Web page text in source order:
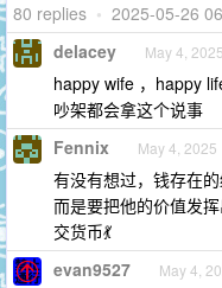
80 replies • 2025-05-26
delacey May 4, 2025
happy wife ，happy
吵架都会拿这个说事
Fennix May 4, 2025
有没有想过，钱存在
而是要把他的价值发
交货币💃
evan9527 May 4,